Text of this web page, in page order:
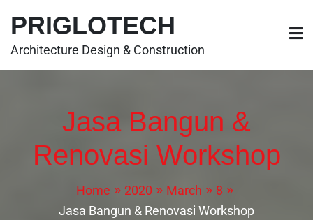
PRIGLOTECH
Architecture Design & Construction
Jasa Bangun &
Renovasi Workshop
Home 2020 March
8
Jasa Bangun & Renovasi Workshop